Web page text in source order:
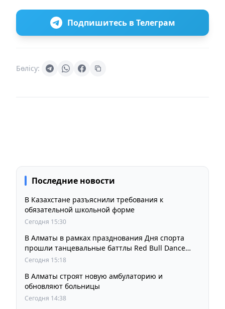
Подпишитесь в Телеграм
Бөлісу:
Последние новости
В Казахстане разъяснили требования к
обязательной школьной форме
Сегодня 15:30
В Алматы в рамках празднования Дня спорта
прошли танцевальные баттлы Red Bull Dance
Your Style
Сегодня 15:18
В Алматы строят новую амбулаторию и
обновляют больницы
Сегодня 14:38